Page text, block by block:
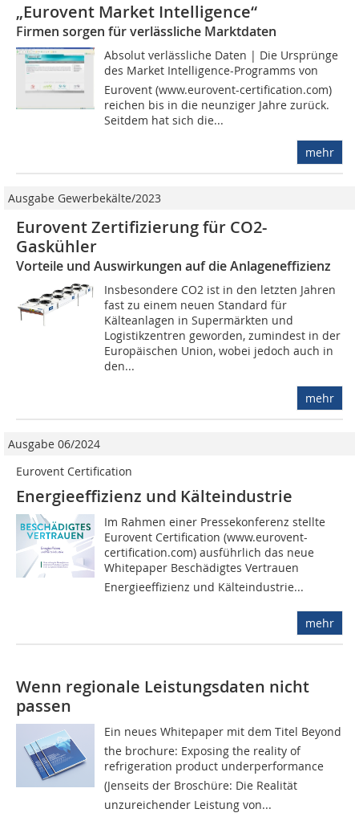
„Eurovent Market Intelligence“
Firmen sorgen für verlässliche Marktdaten
Absolut verlässliche Daten | Die Ursprünge
des Market Intelligence-Programms von
Eurovent (www.eurovent-certification.com)
reichen bis in die neunziger Jahre zurück.
Seitdem hat sich die...
mehr
Ausgabe Gewerbekälte/2023
Eurovent Zertifizierung für CO2-
Gaskühler
Vorteile und Auswirkungen auf die Anlageneffizienz
Insbesondere CO2 ist in den letzten Jahren
fast zu einem neuen Standard für
Kälteanlagen in Supermärkten und
Logistikzentren geworden, zumindest in der
Europäischen Union, wobei jedoch auch in
den...
mehr
Ausgabe 06/2024
Eurovent Certification
Energieeffizienz und Kälteindustrie
Im Rahmen einer Pressekonferenz stellte
Eurovent Certification (www.eurovent-
certification.com) ausführlich das neue
Whitepaper Beschädigtes Vertrauen 
Energieeffizienz und Kälteindustrie...
mehr
Wenn regionale Leistungsdaten nicht
passen
Ein neues Whitepaper mit dem Titel Beyond
the brochure: Exposing the reality of
refrigeration product underperformance
(Jenseits der Broschüre: Die Realität
unzureichender Leistung von...